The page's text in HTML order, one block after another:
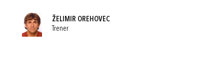
ŽELIMIR OREHOVEC
Trener